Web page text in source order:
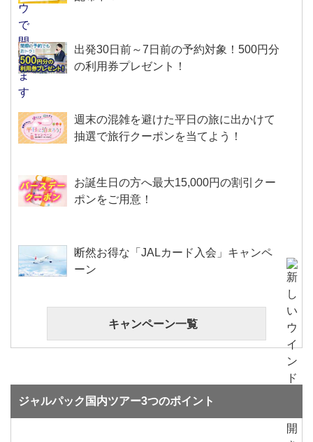
出発30日前～7日前の予約対象！500円分
の利用券プレゼント！
週末の混雑を避けた平日の旅に出かけて
抽選で旅行クーポンを当てよう！
お誕生日の方へ最大15,000円の割引クー
ポンをご用意！
断然お得な「JALカード入会」キャンペ
ーン
キャンペーン一覧
ジャルパック国内ツアー3つのポイント